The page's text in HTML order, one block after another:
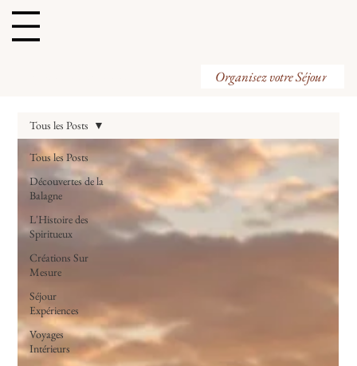
Organisez votre Séjour
Tous les Posts
Découvertes de la
Balagne
L'Histoire des
Spiritueux
Créations Sur
Mesure
Séjour
Expériences
Voyages
Intérieurs
Tous les Posts